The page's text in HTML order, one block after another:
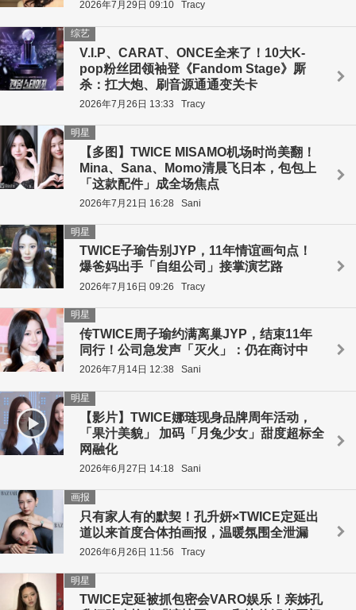
2026年7月29日 09:10 Tracy
V.I.P、CARAT、ONCE全来了！10大K-
pop粉丝团领袖登《Fandom Stage》厮
杀：扛大炮、刷音源通通变关卡
综艺
2026年7月26日 13:33 Tracy
【多图】TWICE MISAMO机场时尚美翻！
Mina、Sana、Momo清晨飞日本，包包上
「这款配件」成全场焦点
明星
2026年7月21日 16:28 Sani
TWICE子瑜告别JYP，11年情谊画句点！
爆爸妈出手「自组公司」接掌演艺路
明星
2026年7月16日 09:26 Tracy
传TWICE周子瑜约满离巢JYP，结束11年
同行！公司急发声「灭火」：仍在商讨中
明星
2026年7月14日 12:38 Sani
【影片】TWICE娜琏现身品牌周年活动，
「果汁美貌」 加码「月兔少女」甜度超标全
网融化
明星
2026年6月27日 14:18 Sani
只有家人有的默契！孔升妍×TWICE定延出
道以来首度合体拍画报，温暖氛围全泄漏
画报
2026年6月26日 11:56 Tracy
TWICE定延被抓包密会VARO娱乐！亲姊孔
明星